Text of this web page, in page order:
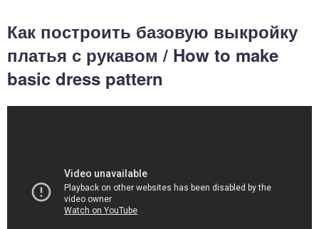
Как построить базовую выкройку
платья с рукавом / How to make
basic dress pattern